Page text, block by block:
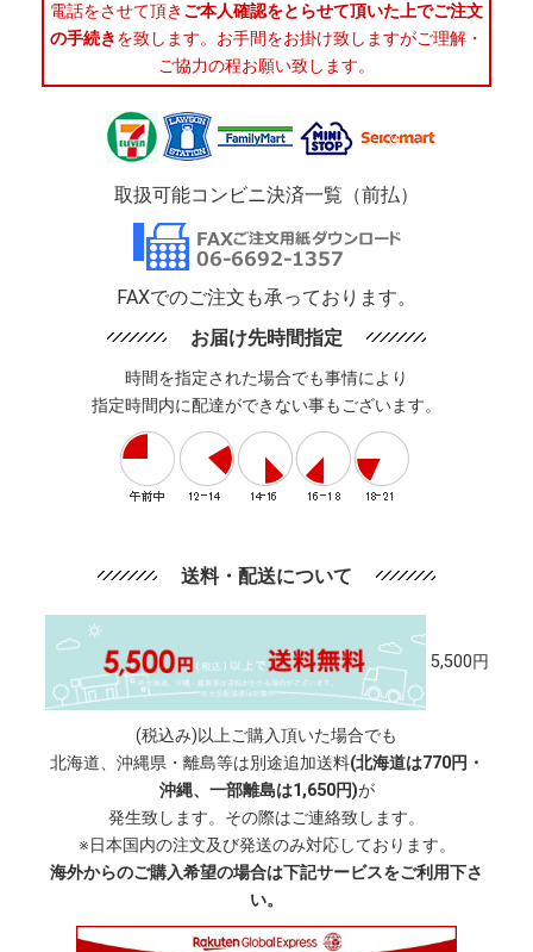
電話をさせて頂き ご本人確認をとらせて頂いた上でご注文
の手続きを致します。お手間をお掛け致しますがご理解・
ご協力の程お願い致します。
取扱可能コンビニ決済一覧（前払）
FAXでのご注文も承っております。
お届け先時間指定
時間を指定された場合でも事情により
指定時間内に配達ができない事もございます。
送料・配送について
5,500円
(税込み)以上ご購入頂いた場合でも
北海道、沖縄県・離島等は別途追加送料(北海道は770円・
沖縄、一部離島は1,650円)が
発生致します。その際はご連絡致します。
※日本国内の注文及び発送のみ対応しております。
海外からのご購入希望の場合は下記サービスをご利用下さ
い。